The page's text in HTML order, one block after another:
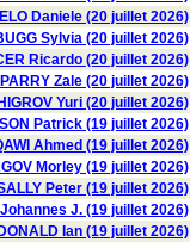
Daniele (20 juillet 2026)
Sylvia (20 juillet 2026)
Ricardo (20 juillet 2026)
PARRY Zale (20 juillet 2026)
Yuri (20 juillet 2026)
Patrick (19 juillet 2026)
Ahmed (19 juillet 2026)
Morley (19 juillet 2026)
Peter (19 juillet 2026)
J. (19 juillet 2026)
Ian (19 juillet 2026)